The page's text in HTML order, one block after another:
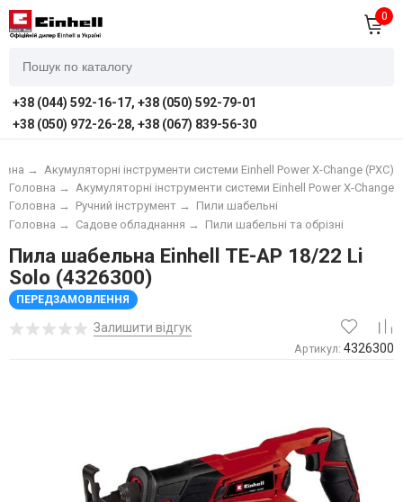
0
+38 (044) 592-16-17, +38 (050) 592-79-01
+38 (050) 972-26-28, +38 (067) 839-56-30
→
Акумуляторні інструменти системи Einhell Power X-Change (PXC)
Акумуляторні інструменти системи Einhell Power X-Change
Головна →
Пили шабельні
Ручний інструмент →
Головна →
Пили шабельні та обрізні
Садове обладнання →
Головна →
Пила шабельна Einhell TE-AP 18/22 Li
Solo (4326300)
ПЕРЕДЗАМОВЛЕННЯ
Залишити відгук
Артикул: 4326300